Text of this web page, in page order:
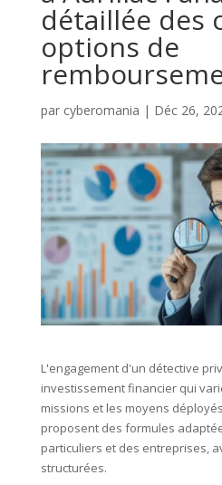
détaillée des
options de
par cyberomania | Déc 26,
L'engagement d'un détective
investissement financier qui
missions et les moyens
proposent des formules
particuliers et des entreprises,
structurées.